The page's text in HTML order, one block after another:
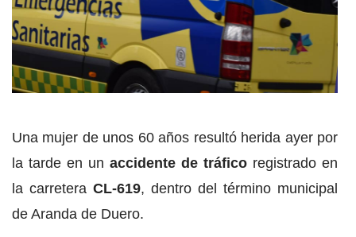
Una mujer de unos 60 años resultó herida ayer por
la tarde en un accidente de tráfico registrado en
la carretera CL-619, dentro del término municipal
de Aranda de Duero.